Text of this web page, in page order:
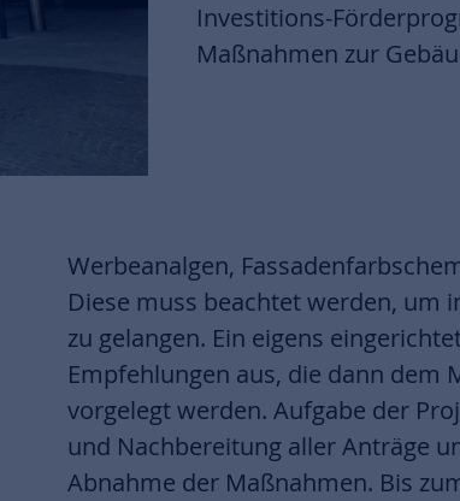
Investitions-
Maßnahmen zur